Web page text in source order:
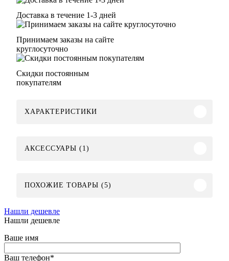
Доставка в течение 1-3 дней
Принимаем заказы на сайте
круглосуточно
Скидки постоянным
покупателям
ХАРАКТЕРИСТИКИ
АКСЕССУАРЫ (1)
ПОХОЖИЕ ТОВАРЫ (5)
Нашли дешевле
Нашли дешевле
Ваше имя
Ваш телефон*